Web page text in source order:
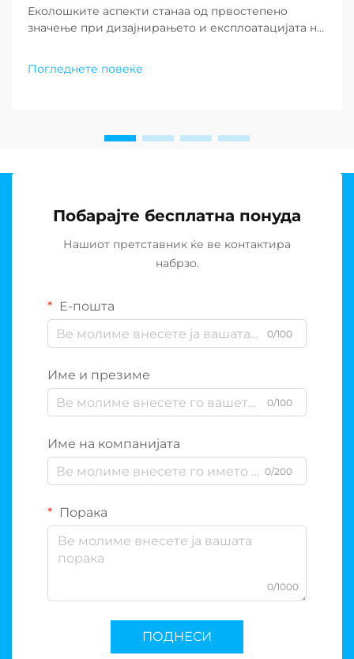
Еколошките аспекти станаа од првостепено
значење при дизајнирањето и експлоатацијата на
светот. Како што недостатокот на вода
продолжува да предизвикува заедниците низ
Погледнете повеќе
Побарајте бесплатна понуда
Нашиот претставник ќе ве контактира
набрзо.
Е-пошта
0/100
Име и презиме
0/100
Име на компанијата
0/200
Порака
0/1000
ПОДНЕСИ